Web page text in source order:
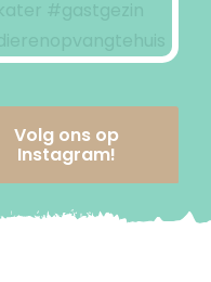
Volg ons op
Instagram!